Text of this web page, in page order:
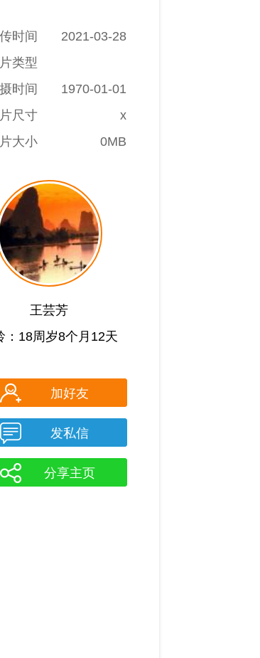
时间
2021-03-28
类型
时间
1970-01-01
尺寸
x
大小
0MB
王芸芳
：18周岁8个月12天
加好友
发私信
分享主页